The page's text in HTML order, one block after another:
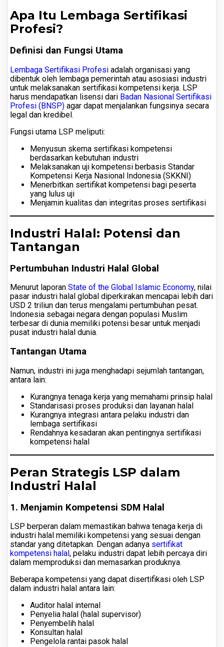
Apa Itu Lembaga Sertifikasi
Profesi?
Definisi dan Fungsi Utama
Lembaga Sertifikasi Profesi adalah organisasi yang
dibentuk oleh lembaga pemerintah atau asosiasi industri
untuk melaksanakan sertifikasi kompetensi kerja. LSP
harus mendapatkan lisensi dari Badan Nasional Sertifikasi
Profesi (BNSP) agar dapat menjalankan fungsinya secara
legal dan kredibel.
Fungsi utama LSP meliputi:
Menyusun skema sertifikasi kompetensi
berdasarkan kebutuhan industri
Melaksanakan uji kompetensi berbasis Standar
Kompetensi Kerja Nasional Indonesia (SKKNI)
Menerbitkan sertifikat kompetensi bagi peserta
yang lulus uji
Menjamin kualitas dan integritas proses sertifikasi
Industri Halal: Potensi dan
Tantangan
Pertumbuhan Industri Halal Global
Menurut laporan State of the Global Islamic Economy, nilai
pasar industri halal global diperkirakan mencapai lebih dari
USD 2 triliun dan terus mengalami pertumbuhan pesat.
Indonesia sebagai negara dengan populasi Muslim
terbesar di dunia memiliki potensi besar untuk menjadi
pusat industri halal dunia.
Tantangan Utama
Namun, industri ini juga menghadapi sejumlah tantangan,
antara lain:
Kurangnya tenaga kerja yang memahami prinsip halal
Standarisasi proses produksi dan layanan halal
Kurangnya integrasi antara pelaku industri dan
lembaga sertifikasi
Rendahnya kesadaran akan pentingnya sertifikasi
kompetensi halal
Peran Strategis LSP dalam
Industri Halal
1. Menjamin Kompetensi SDM Halal
LSP berperan dalam memastikan bahwa tenaga kerja di
industri halal memiliki kompetensi yang sesuai dengan
standar yang ditetapkan. Dengan adanya sertifikat
kompetensi halal , pelaku industri dapat lebih percaya diri
dalam memproduksi dan memasarkan produknya.
Beberapa kompetensi yang dapat disertifikasi oleh LSP
dalam industri halal antara lain:
Auditor halal internal
Penyelia halal (halal supervisor)
Penyembelih halal
Konsultan halal
Pengelola rantai pasok halal